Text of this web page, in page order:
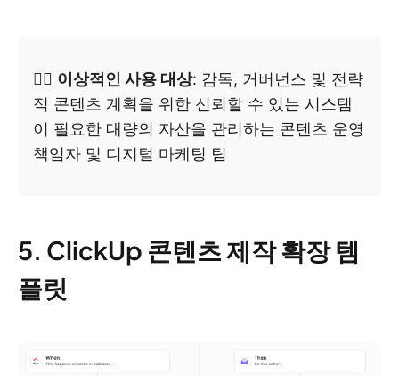
👉🏼 이상적인 사용 대상: 감독, 거버넌스 및 전략
적 콘텐츠 계획을 위한 신뢰할 수 있는 시스템
이 필요한 대량의 자산을 관리하는 콘텐츠 운영
책임자 및 디지털 마케팅 팀
5. ClickUp 콘텐츠 제작 확장 템
플릿